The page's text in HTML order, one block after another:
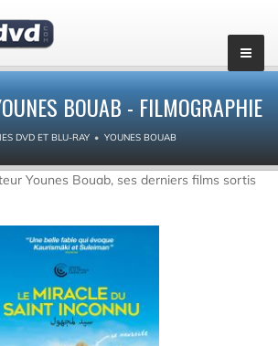
BOUAB - FILMOGRAPHIE
DVD ET BLU-RAY YOUNES BOUAB
Younes Bouab, ses derniers films sortis